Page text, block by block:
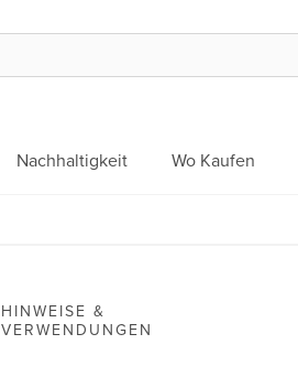
Nachhaltigkeit Wo Kaufen
HINWEISE &
VERWENDUNGEN